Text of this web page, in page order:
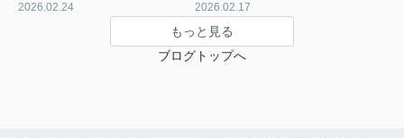
2026.02.24 2026.02.17
もっと見る
ブログトップへ